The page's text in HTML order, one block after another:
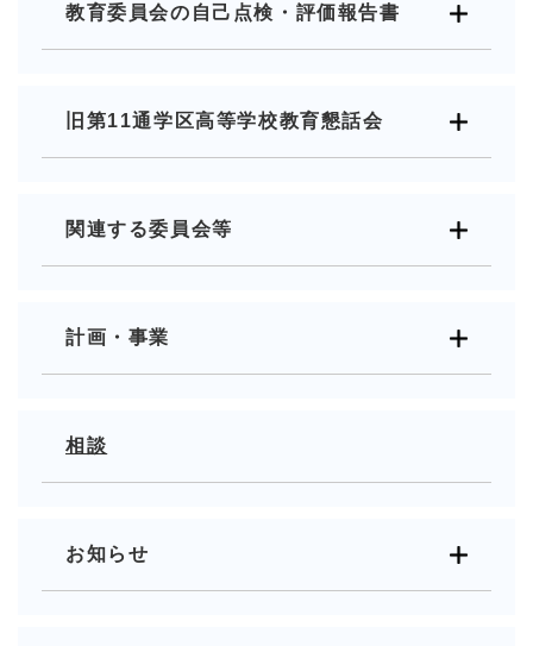
教育委員会の自己点検・評価報告書
旧第11通学区高等学校教育懇話会
関連する委員会等
計画・事業
相談
お知らせ